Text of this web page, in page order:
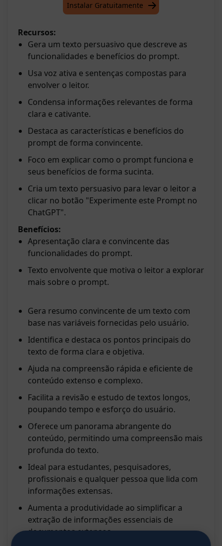
Instalar Gratuitamente
Recursos:
Gera um texto persuasivo que descreve as
funcionalidades e benefícios do prompt.
Usa voz ativa e sentenças compostas para
envolver o leitor.
Condensa informações relevantes de forma
clara e cativante.
Destaca as características e benefícios do
prompt de forma convincente.
Foco em explicar como o prompt funciona e
seus benefícios de forma sucinta.
Cria um texto persuasivo para levar o leitor a
clicar no botão "Experimente este Prompt no
ChatGPT".
Benefícios:
Apresentação clara e convincente das
funcionalidades do prompt.
Texto envolvente que motiva o leitor a explorar
mais sobre o prompt.
Gera resumo convincente de um texto com
base nas variáveis fornecidas pelo usuário.
Identifica e destaca os pontos principais do
texto de forma clara e objetiva.
Ajuda na compreensão rápida e eficiente de
conteúdo extenso e complexo.
Facilita a revisão e estudo de textos longos,
poupando tempo e esforço do usuário.
Oferece um panorama abrangente do
conteúdo, permitindo uma compreensão mais
profunda do texto.
Ideal para estudantes, pesquisadores,
profissionais e qualquer pessoa que lida com
informações extensas.
Aumenta a produtividade ao simplificar a
extração de informações essenciais de
documentos extensos.